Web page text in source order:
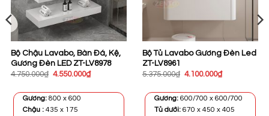
Bộ Chậu Lavabo, Bàn Đá, Kệ,
Gương Đèn LED ZT-LV8978
4.750.000₫ Giá
4.750.000₫.
4.550.000₫Giá
Gương:800 x 600
Chậu :435 x 175
Bộ Tủ Lavabo Gương Đèn Led
ZT-LV8961
5.375.000₫ Giá
5.375.000₫.
4.100.000₫Giá
là:
Gương:600/700 x 600/700
Tủ dưới:670 x 450 x 405